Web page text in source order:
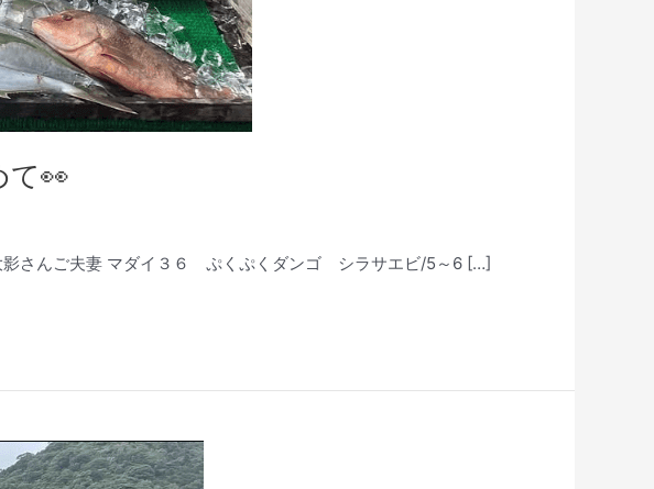
て👀
ご夫妻 マダイ３６ ぷくぷくダンゴ シラサエビ/5～6 […]